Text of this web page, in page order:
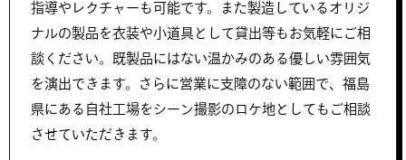
指導やレクチャーも可能です。また製造しているオリジ
ナルの製品を衣装や小道具として貸出等もお気軽にご相
談ください。既製品にはない温かみのある優しい雰囲気
を演出できます。さらに営業に支障のない範囲で、福島
県にある自社工場をシーン撮影のロケ地としてもご相談
させていただきます。